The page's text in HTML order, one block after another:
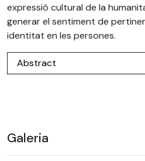
expressió cultural de la
generar el sentiment de
identitat en les persones.
Abstract
Galeria